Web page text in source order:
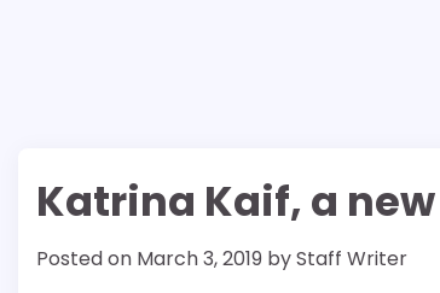
Katrina Kaif, a
Posted on March 3, 2019 byStaff Writer